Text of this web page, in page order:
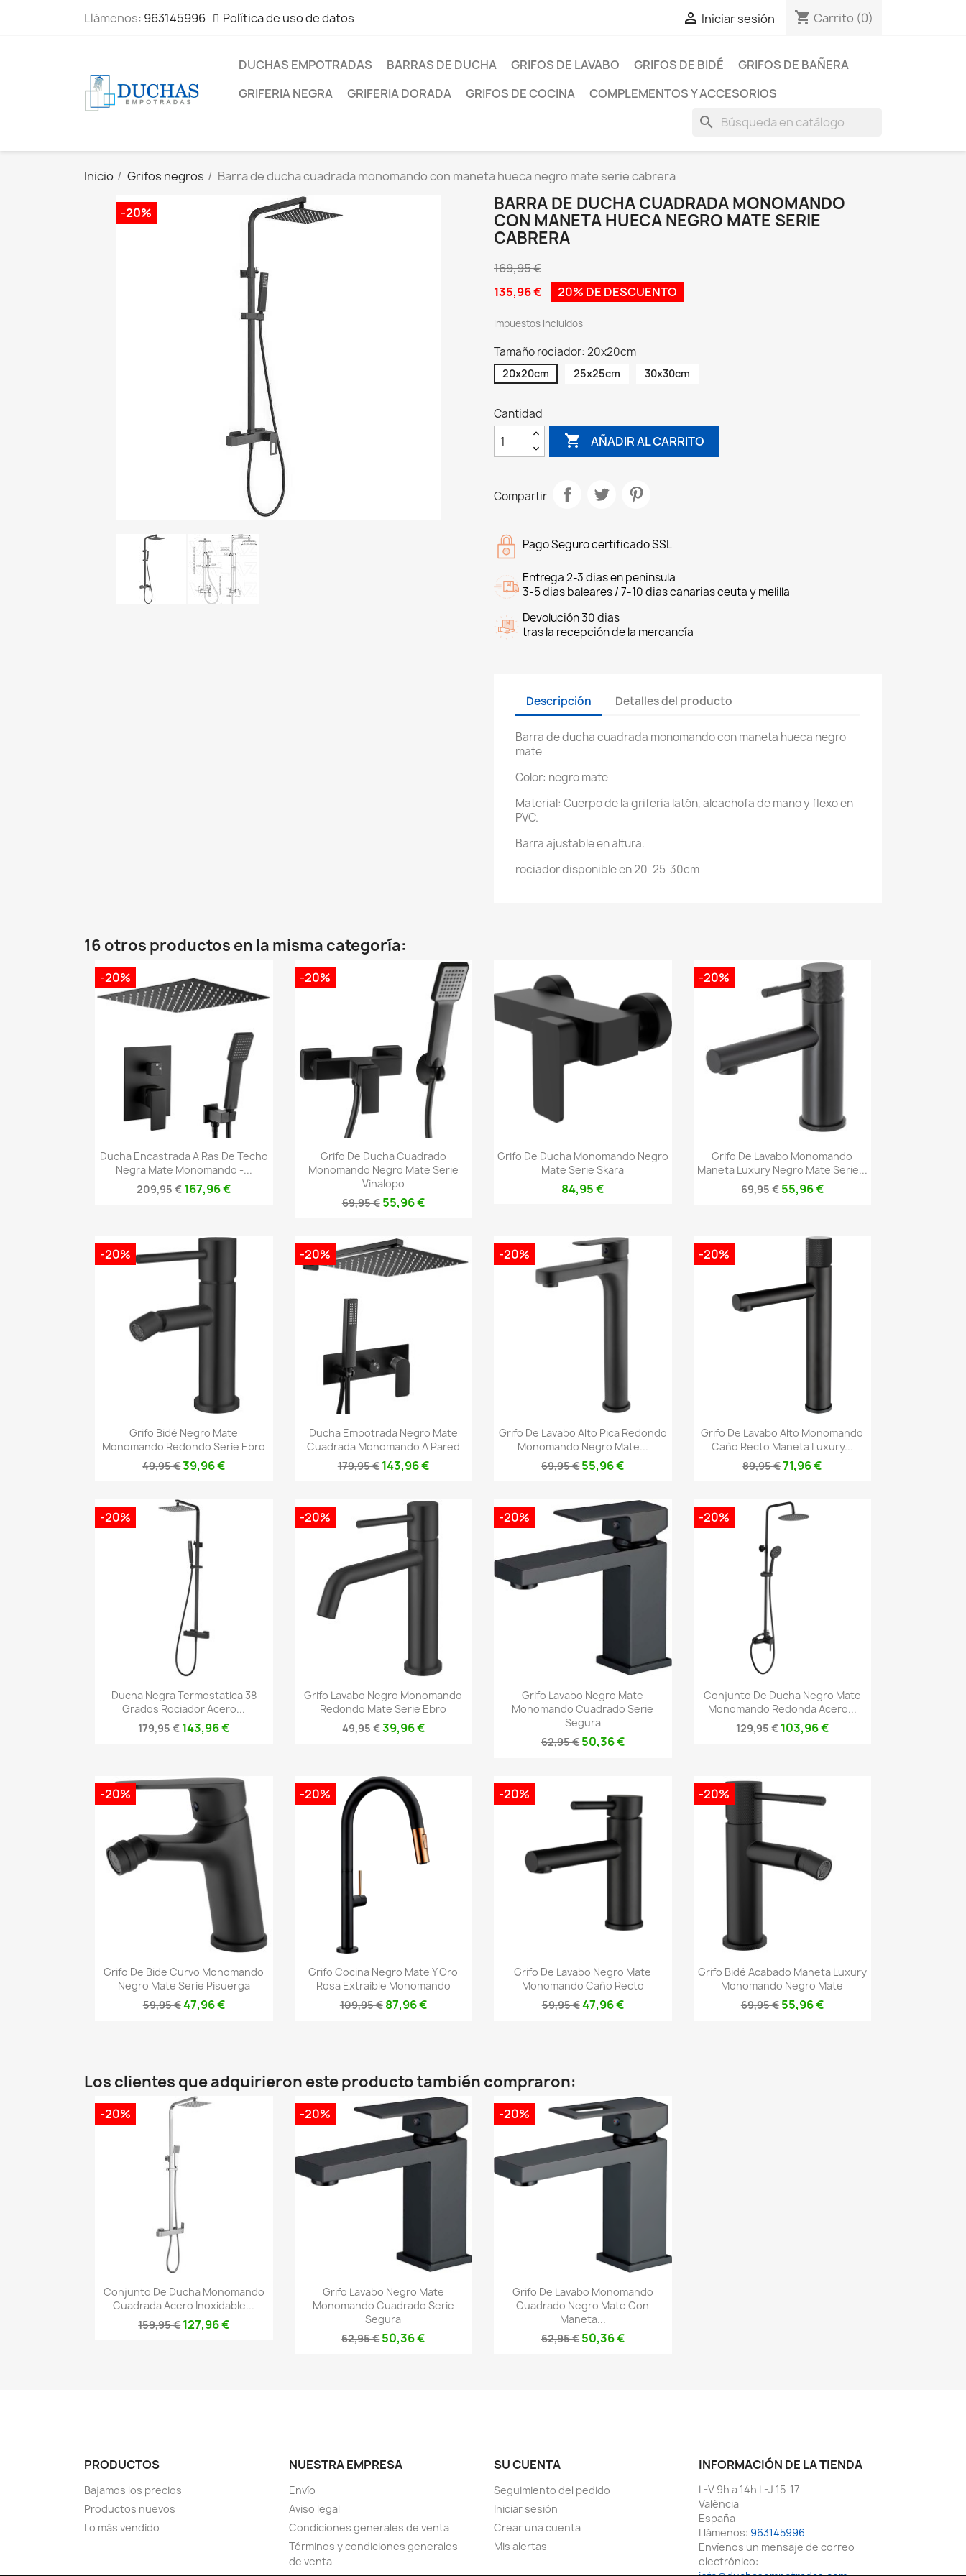
Llámenos: 963145996 Política de uso de datos  Iniciar sesión shopping_cart Carrito (0)
DUCHAS EMPOTRADAS BARRAS DE DUCHA GRIFOS DE LAVABO GRIFOS DE BIDÉ
GRIFOS DE BAÑERA
GRIFERIA NEGRA
GRIFERIA DORADA GRIFOS DE COCINA COMPLEMENTOS Y ACCESORIOS
search
Inicio Grifos negros Barra de ducha cuadrada monomando con maneta hueca negro mate serie cabrera
-20%
BARRA DE DUCHA CUADRADA MONOMANDO
CON MANETA HUECA NEGRO MATE SERIE
CABRERA
169,95 €
135,96 €
20% DE DESCUENTO
Impuestos incluidos
Tamaño rociador: 20x20cm
20x20cm 25x25cm 30x30cm
Cantidad
 AÑADIR AL CARRITO
Compartir
Pago Seguro certificado SSL
Entrega 2-3 dias en peninsula
3-5 dias baleares / 7-10 dias canarias ceuta y melilla
Devolución 30 dias
tras la recepción de la mercancía
Descripción Detalles del producto
Barra de ducha cuadrada monomando con maneta hueca negro
mate
Color: negro mate
Material: Cuerpo de la grifería latón, alcachofa de mano y flexo en
PVC.
Barra ajustable en altura.
rociador disponible en 20-25-30cm
16 otros productos en la misma categoría:
Vista rápida
Ducha Encastrada A Ras De Techo
Negra Mate Monomando -...
209,95 €167,96 €
-20%
Vista rápida
Grifo De Ducha Cuadrado
Monomando Negro Mate Serie
Vinalopo
69,95 € 55,96 €
-20%
Vista rápida
Grifo De Ducha Monomando Negro
Mate Serie Skara
84,95 €
 Vista rápida
Grifo De Lavabo Monomando
Maneta Luxury Negro Mate Serie...
69,95 € 55,96 €
-20%
Vista rápida
Grifo Bidé Negro Mate
Monomando Redondo Serie Ebro
49,95 €39,96 €
-20%
Vista rápida
Ducha Empotrada Negro Mate
Cuadrada Monomando A Pared
179,95 € 143,96 €
-20%
Vista rápida
Grifo De Lavabo Alto Pica Redondo
Monomando Negro Mate...
69,95 €55,96 €
-20%
Vista rápida
Grifo De Lavabo Alto Monomando
Caño Recto Maneta Luxury...
89,95 €71,96 €
-20%
Vista rápida
Ducha Negra Termostatica 38
Grados Rociador Acero...
179,95 €143,96 €
-20%
Vista rápida
Grifo Lavabo Negro Monomando
Redondo Mate Serie Ebro
49,95 €39,96 €
-20%
Vista rápida
Grifo Lavabo Negro Mate
Monomando Cuadrado Serie
Segura
62,95 € 50,36 €
-20%
Vista rápida
Conjunto De Ducha Negro Mate
Monomando Redonda Acero...
129,95 € 103,96 €
-20%
Vista rápida
Grifo De Bide Curvo Monomando
Negro Mate Serie Pisuerga
59,95 €47,96 €
-20%
Vista rápida
Grifo Cocina Negro Mate Y Oro
Rosa Extraible Monomando
109,95 € 87,96 €
-20%
Vista rápida
Grifo De Lavabo Negro Mate
Monomando Caño Recto
59,95 €47,96 €
-20%
Vista rápida
Grifo Bidé Acabado Maneta Luxury
Monomando Negro Mate
69,95 € 55,96 €
-20%
Los clientes que adquirieron este producto también compraron:
Vista rápida
Conjunto De Ducha Monomando
Cuadrada Acero Inoxidable...
159,95 €127,96 €
-20%
Vista rápida
Grifo Lavabo Negro Mate
Monomando Cuadrado Serie
Segura
62,95 €50,36 €
-20%
 Vista rápida
Grifo De Lavabo Monomando
Cuadrado Negro Mate Con
Maneta...
62,95 € 50,36 €
-20%
PRODUCTOS
Bajamos los precios
Productos nuevos
Lo más vendido
NUESTRA EMPRESA
Envío
Aviso legal
Condiciones generales de venta
Términos y condiciones generales
de venta
SU CUENTA
Seguimiento del pedido
Iniciar sesión
Crear una cuenta
Mis alertas
INFORMACIÓN DE LA TIENDA
L-V 9h a 14h L-J 15-17
València
España
Llámenos: 963145996
Envíenos un mensaje de correo
electrónico: